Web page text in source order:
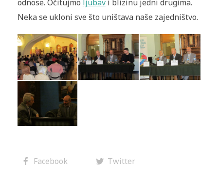
odnose. Očitujmo ljubavi blizinu jedni drugima.
Neka se ukloni sve što uništava naše zajedništvo.
Facebook Twitter